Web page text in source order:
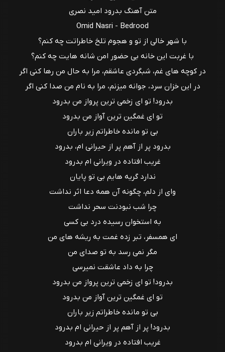
متن آهنگ بدرود امید نصری
Omid Nasri - Bedrood
با شهر خالی از تو و هجوم تلخ خاطراتت چه کنم؟
با غربت این خانه بی حضور امن شانه هایت چه کنم؟
در کوچه های غم، شبگردی عاشقم، مرا به حال من رها کنی اگر
در این خزان سرد، جوانه میزنم، مرا به نام من صدا کنی اگر
بدرود! تو ای زخمی ترین پرواز من بدرود
تو ای غمگین ترین آواز من بدرود
بی تو مانده خاطراتم زیر باران
بدرود پر از آهم پر از حیرانی ام، بدرود
غریب افتاده در ویرانی ام بدرود
ندارد گریه هایم بی تو پایان
وای از دلم، چگونه آن همه دعا اثر نداشت
چرا شب نبودنت سحر نداشت
به استخوان رسیده درد بی کسی
ای همسفر، تبر زده غمت به ریشه های من
مگر نمی رسد به تو صدای من
چرا به داد عاشقت نمیرسی
بدرود! تو ای زخمی ترین پرواز من بدرود
تو ای غمگین ترین آواز من بدرود
بی تو مانده خاطراتم زیر باران
بدرود! پر از آهم پر از حیرانی ام بدرود
غریب افتاده در ویرانی ام بدرود